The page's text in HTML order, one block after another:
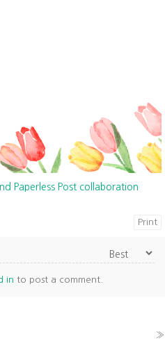
Paperless Post collaboration
Print
in to post a comment.
»